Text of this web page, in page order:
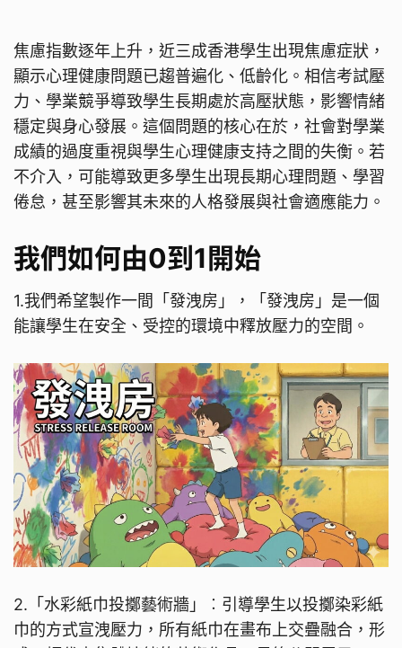
焦慮指數逐年上升，近三成香港學生出現焦慮症狀，
顯示心理健康問題已趨普遍化、低齡化。相信考試壓
力、學業競爭導致學生長期處於高壓狀態，影響情緒
穩定與身心發展。這個問題的核心在於，社會對學業
成績的過度重視與學生心理健康支持之間的失衡。若
不介入，可能導致更多學生出現長期心理問題、學習
倦怠，甚至影響其未來的人格發展與社會適應能力。
我們如何由0到1開始
1.我們希望製作一間「發洩房」，「發洩房」是一個
能讓學生在安全、受控的環境中釋放壓力的空間。
2.「水彩紙巾投擲藝術牆」︰引導學生以投擲染彩紙
巾的方式宣洩壓力，所有紙巾在畫布上交疊融合，形